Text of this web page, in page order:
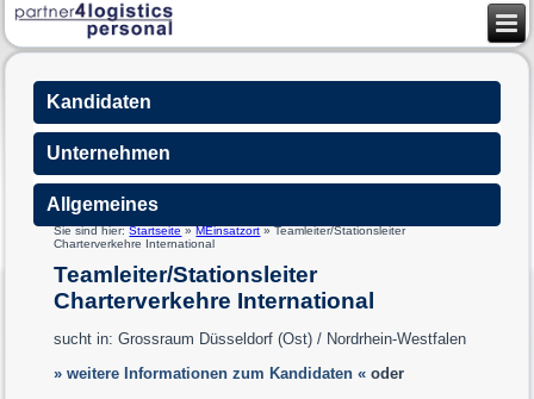
Kandidaten
Unternehmen
Allgemeines
Sie sind hier:Startseite » MEinsatzort »Teamleiter/Stationsleiter
Charterverkehre International
Teamleiter/Stationsleiter
Charterverkehre International
sucht in: Grossraum Düsseldorf (Ost) / Nordrhein-Westfalen
» weitere Informationen zum Kandidaten « oder